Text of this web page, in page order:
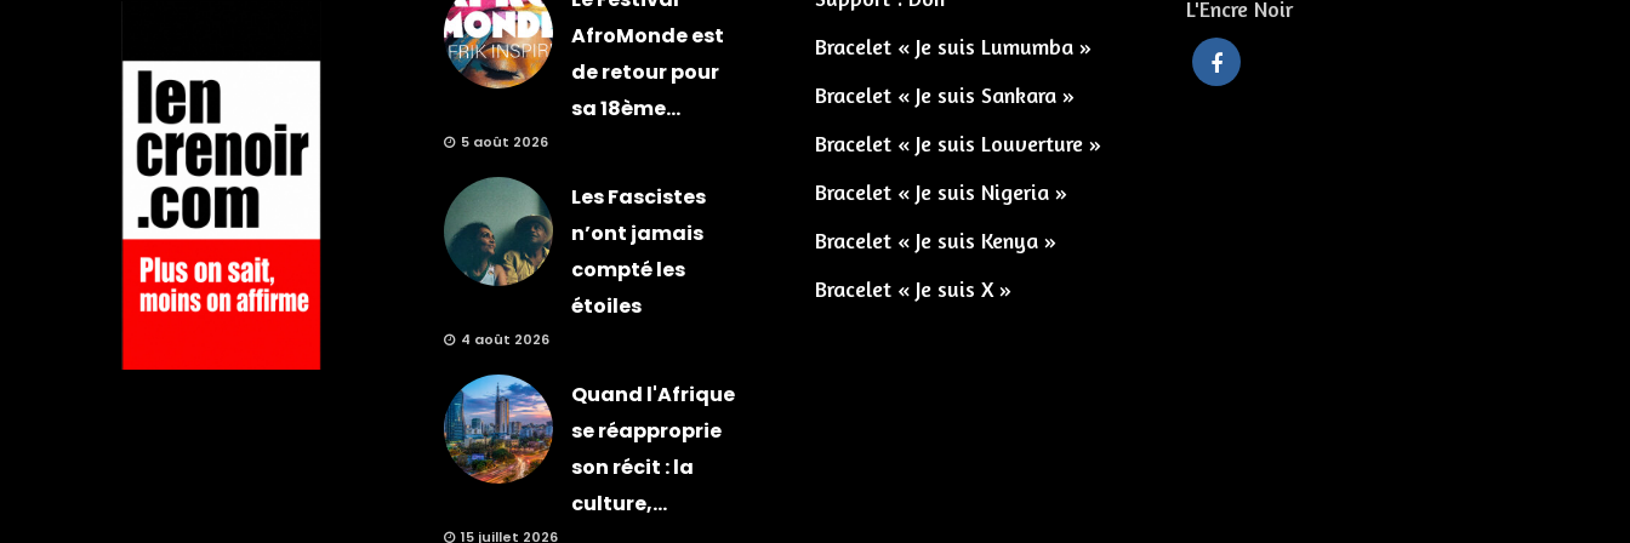
AfroMonde est
de retour pour
sa 18ème...
5 août 2026
Les Fascistes
n’ont jamais
compté les
étoiles
4 août 2026
Quand l'Afrique
se réapproprie
son récit : la
culture,...
15 juillet 2026
Bracelet « Je suis Lumumba »
Bracelet « Je suis Sankara »
Bracelet « Je suis Louverture »
Bracelet « Je suis Nigeria »
Bracelet « Je suis Kenya »
Bracelet « Je suis X »
L'Encre Noir